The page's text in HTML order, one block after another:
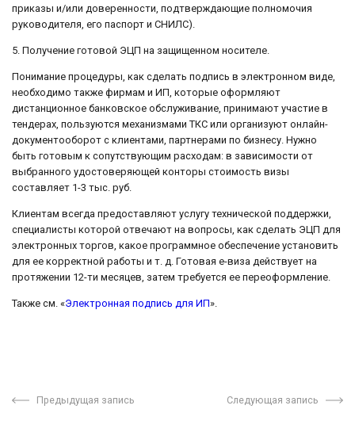
приказы и/или доверенности, подтверждающие полномочия
руководителя, его паспорт и СНИЛС).
5. Получение готовой ЭЦП на защищенном носителе.
Понимание процедуры, как сделать подпись в электронном виде,
необходимо также фирмам и ИП, которые оформляют
дистанционное банковское обслуживание, принимают участие в
тендерах, пользуются механизмами ТКС или организуют онлайн-
документооборот с клиентами, партнерами по бизнесу. Нужно
быть готовым к сопутствующим расходам: в зависимости от
выбранного удостоверяющей конторы стоимость визы
составляет 1-3 тыс. руб.
Клиентам всегда предоставляют услугу технической поддержки,
специалисты которой отвечают на вопросы, как сделать ЭЦП для
электронных торгов, какое программное обеспечение установить
для ее корректной работы и т. д. Готовая е-виза действует на
протяжении 12-ти месяцев, затем требуется ее переоформление.
Также см. «Электронная подпись для ИП».
Предыдущая запись Следующая запись